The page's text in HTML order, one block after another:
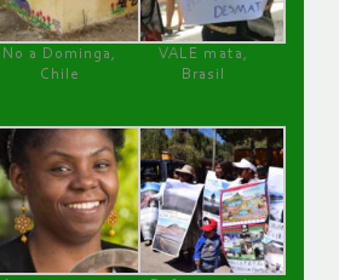
No a Dominga,
Chile
VALE mata,
Brasil